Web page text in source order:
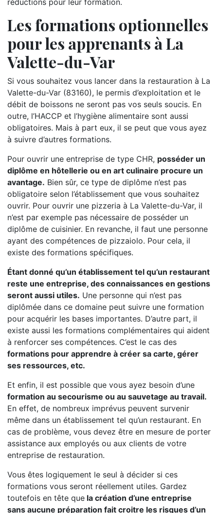
réductions pour leur formation.
Les formations optionnelles
pour les apprenants à La
Valette-du-Var
Si vous souhaitez vous lancer dans la restauration à La
Valette-du-Var (83160), le permis d’exploitation et le
débit de boissons ne seront pas vos seuls soucis. En
outre, l’HACCP et l’hygiène alimentaire sont aussi
obligatoires. Mais à part eux, il se peut que vous ayez
à suivre d’autres formations.
Pour ouvrir une entreprise de type CHR, posséder un
diplôme en hôtellerie ou en art culinaire procure un
avantage. Bien sûr, ce type de diplôme n’est pas
obligatoire selon l’établissement que vous souhaitez
ouvrir. Pour ouvrir une pizzeria à La Valette-du-Var, il
n’est par exemple pas nécessaire de posséder un
diplôme de cuisinier. En revanche, il faut une personne
ayant des compétences de pizzaiolo. Pour cela, il
existe des formations spécifiques.
Étant donné qu’un établissement tel qu’un restaurant
reste une entreprise, des connaissances en gestions
seront aussi utiles. Une personne qui n’est pas
diplômée dans ce domaine peut suivre une formation
pour acquérir les bases importantes. D’autre part, il
existe aussi les formations complémentaires qui aident
à renforcer ses compétences. C’est le cas des
formations pour apprendre à créer sa carte, gérer
ses ressources, etc.
Et enfin, il est possible que vous ayez besoin d’une
formation au secourisme ou au sauvetage au travail.
En effet, de nombreux imprévus peuvent survenir
même dans un établissement tel qu’un restaurant. En
cas de problème, vous devez être en mesure de porter
assistance aux employés ou aux clients de votre
entreprise de restauration.
Vous êtes logiquement le seul à décider si ces
formations vous seront réellement utiles. Gardez
toutefois en tête que la création d’une entreprise
sans aucune préparation fait croitre les risques d’un